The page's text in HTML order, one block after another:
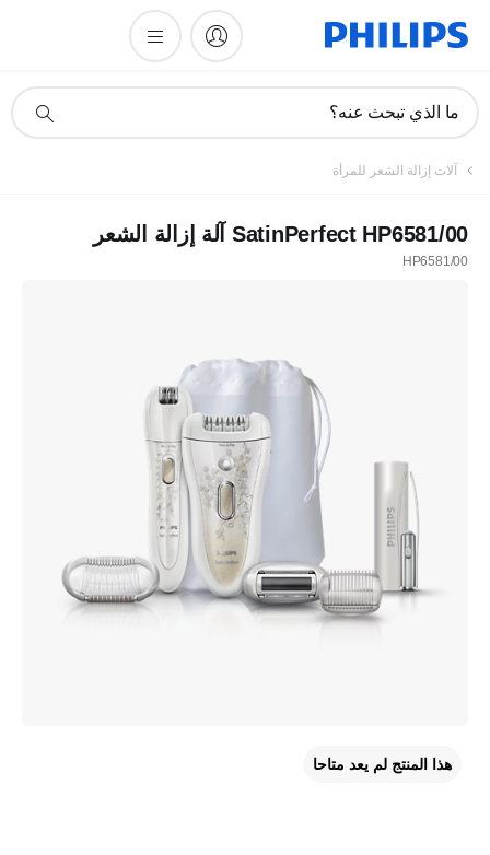
دعم
ما الذي تبحث عنه؟
آلات إزالة الشعر للمرأة
SatinPerfect HP6581/00 آلة إزالة الشعر
HP6581/00
هذا المنتج لم يعد متاحا